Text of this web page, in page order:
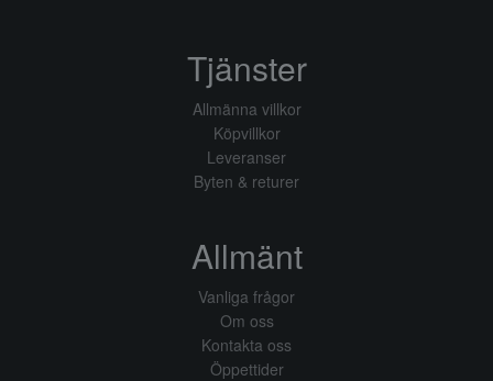
Tjänster
Allmänna villkor
Köpvillkor
Leveranser
Byten & returer
Allmänt
Vanliga frågor
Om oss
Kontakta oss
Öppettider